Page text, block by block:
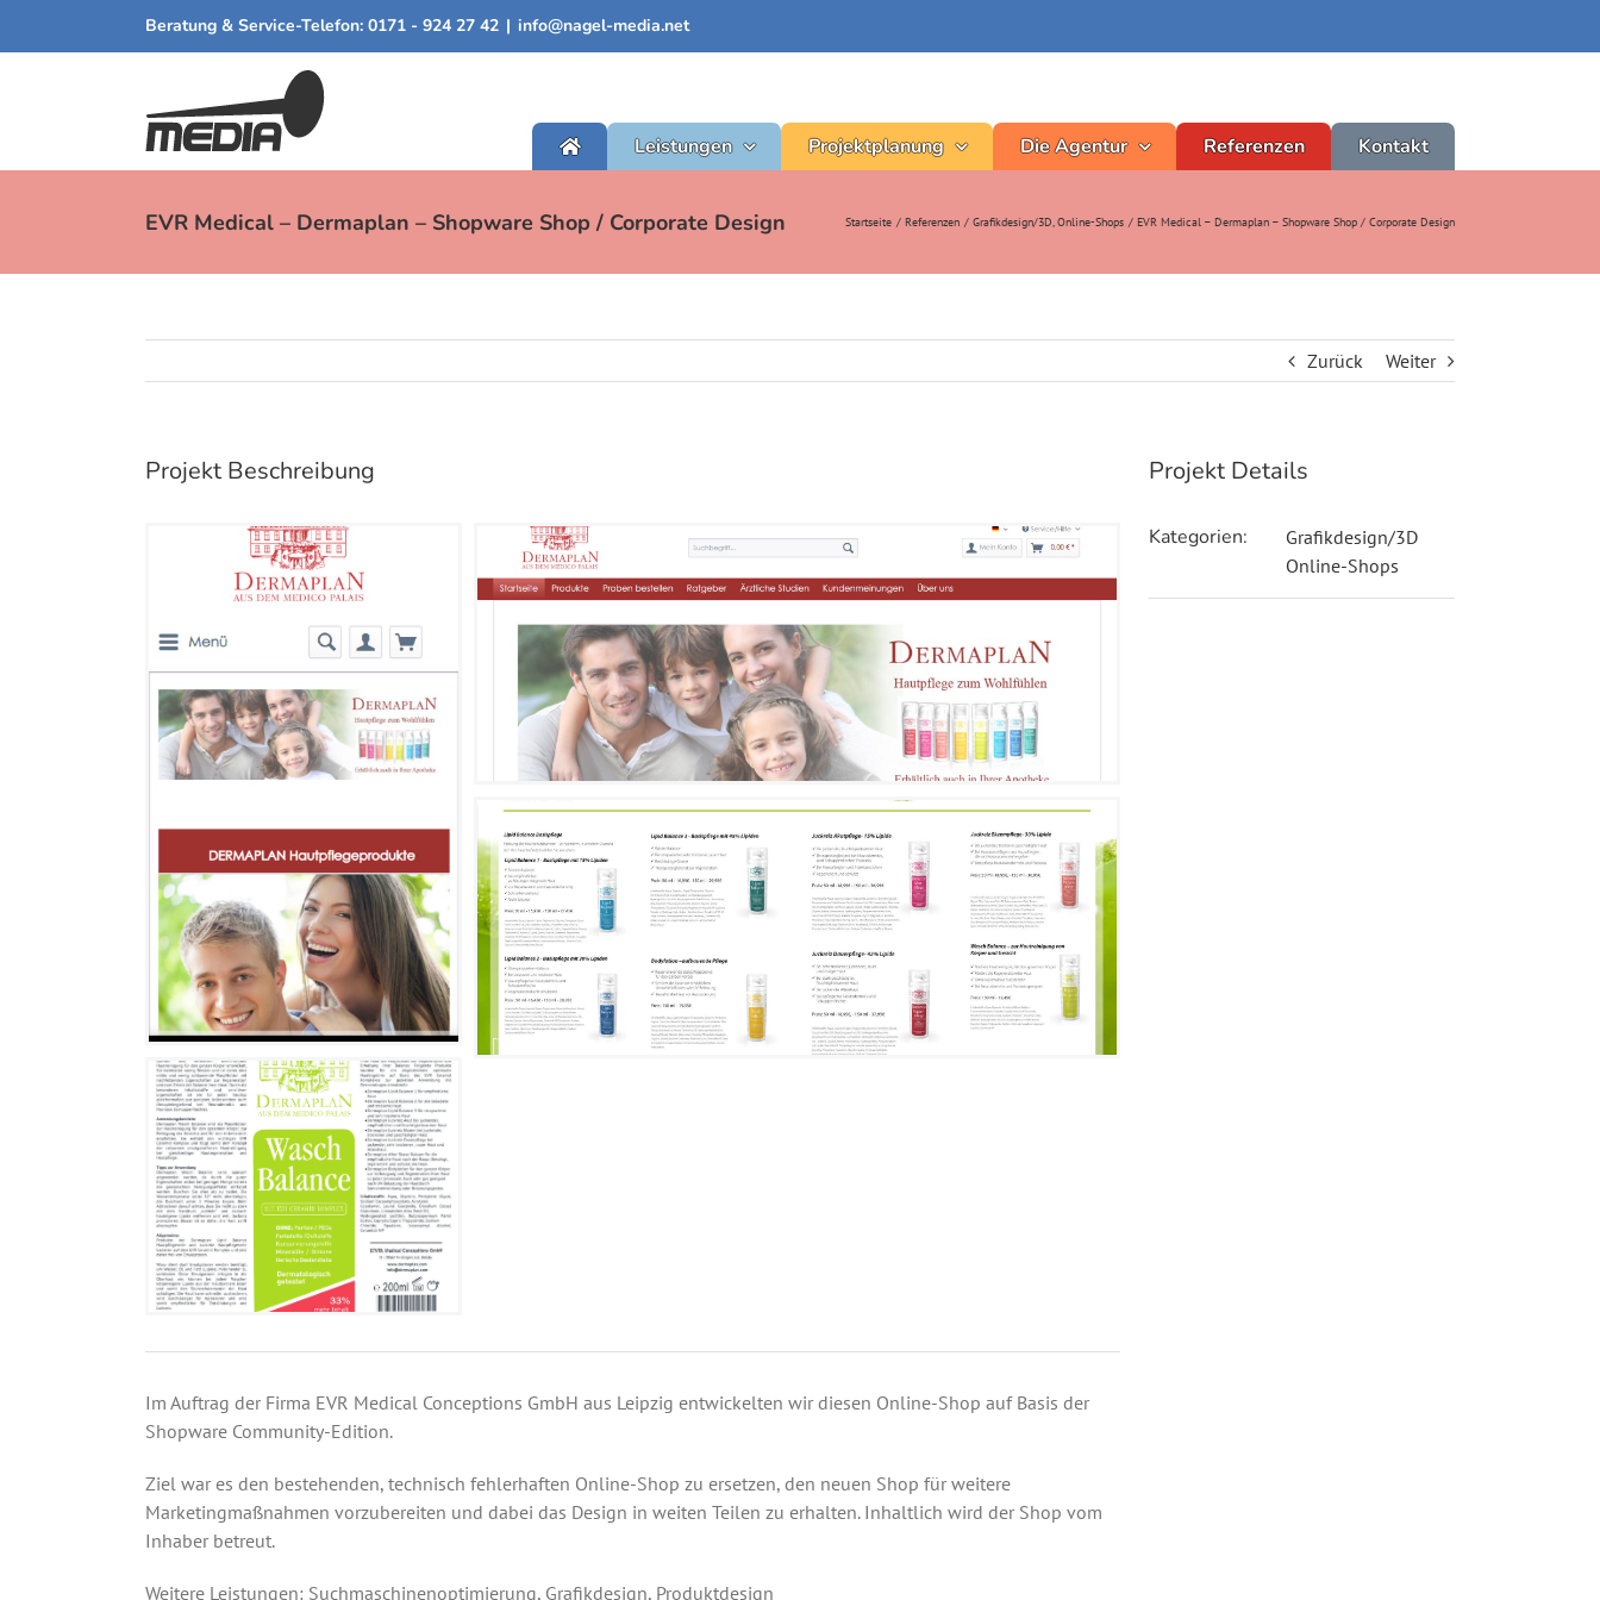
Beratung & Service-Telefon: 0171 - 924 27 42 | info@nagel-media.net
Leistungen Projektplanung Die Agentur Referenzen Kontakt
EVR Medical – Dermaplan – Shopware Shop / Corporate Design Startseite Referenzen Grafikdesign/3D Online-Shops EVR Medical – Dermaplan – Shopware Shop / Corporate Design
Zurück Weiter
Projekt Beschreibung
Im Auftrag der Firma EVR Medical Conceptions GmbH aus Leipzig entwickelten wir diesen Online-Shop auf Basis der
Shopware Community-Edition.
Ziel war es den bestehenden, technisch fehlerhaften Online-Shop zu ersetzen, den neuen Shop für weitere
Marketingmaßnahmen vorzubereiten und dabei das Design in weiten Teilen zu erhalten. Inhaltlich wird der Shop vom
Inhaber betreut.
Weitere Leistungen: Suchmaschinenoptimierung, Grafikdesign, Produktdesign
Projekt Details
Kategorien:
Grafikdesign/3D
Online-Shops